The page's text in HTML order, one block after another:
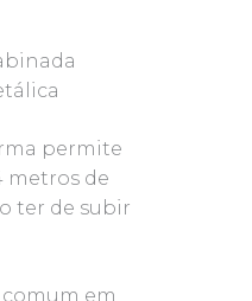
permite
metros de
ter de subir
em